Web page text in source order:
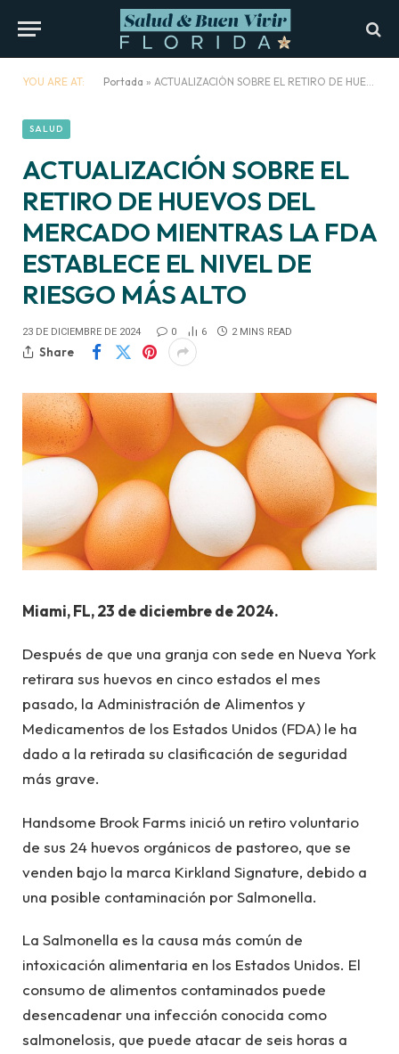
YOU ARE AT: Portada » ACTUALIZACIÓN SOBRE EL RETIRO DE HUEVOS DEL MERCADO MIENTRAS LA FDA ESTABLECE EL NIVEL DE RIESGO MÁS ALTO
SALUD
ACTUALIZACIÓN SOBRE EL
RETIRO DE HUEVOS DEL
MERCADO MIENTRAS LA FDA
ESTABLECE EL NIVEL DE
RIESGO MÁS ALTO
23 DE DICIEMBRE DE 2024 0 6 2 MINS READ
Share
Miami, FL, 23 de diciembre de 2024.
Después de que una granja con sede en Nueva York
retirara sus huevos en cinco estados el mes
pasado, la Administración de Alimentos y
Medicamentos de los Estados Unidos (FDA) le ha
dado a la retirada su clasificación de seguridad
más grave.
Handsome Brook Farms inició un retiro voluntario
de sus 24 huevos orgánicos de pastoreo, que se
venden bajo la marca Kirkland Signature, debido a
una posible contaminación por Salmonella.
La Salmonella es la causa más común de
intoxicación alimentaria en los Estados Unidos. El
consumo de alimentos contaminados puede
desencadenar una infección conocida como
salmonelosis, que puede atacar de seis horas a